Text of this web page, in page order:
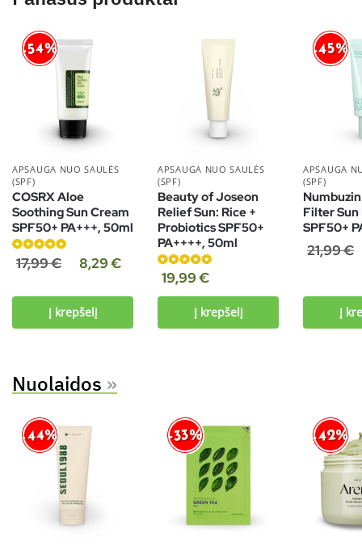
-54%
APSAUGA NUO SAULĖS
(SPF)
COSRX Aloe
Soothing Sun Cream
SPF50+ PA+++, 50ml
Įvertinimas:
4.91
17,99€ 8,29€
Į krepšelį
APSAUGA NUO SAULĖS
(SPF)
Beauty of Joseon
Relief Sun: Rice +
Probiotics SPF50+
PA++++, 50ml
Įvertinimas:
19,99€
Į krepšelį
-45%
APSAUGA
(SPF)
Filter Sun
SPF50+
21,99€
Į
Nuolaidos »
-44% -33% -42%